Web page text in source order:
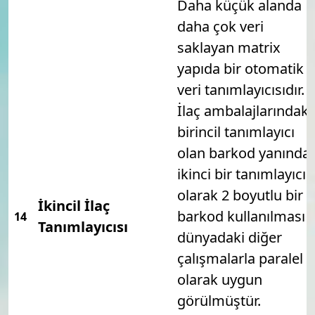
14
İkincil İlaç
Tanımlayıcısı
Daha küçük alanda
daha çok veri
saklayan matrix
yapıda bir otomatik
veri tanımlayıcısıdır.
İlaç ambalajlarındaki
birincil tanımlayıcı
olan barkod yanında
ikinci bir tanımlayıcı
olarak 2 boyutlu bir
barkod kullanılması
dünyadaki diğer
çalışmalarla paralel
olarak uygun
görülmüştür.